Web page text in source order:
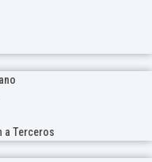
a Terceros